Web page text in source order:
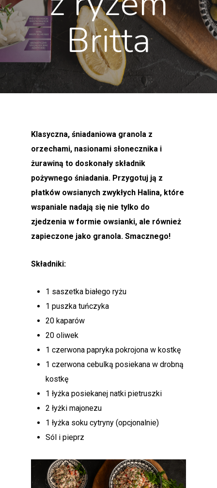
Britta
Klasyczna, śniadaniowa granola z
orzechami, nasionami słonecznika i
żurawiną to doskonały składnik
pożywnego śniadania. Przygotuj ją z
płatków owsianych zwykłych Halina, które
wspaniale nadają się nie tylko do
zjedzenia w formie owsianki, ale również
zapieczone jako granola. Smacznego!
Składniki:
1 saszetka białego ryżu
1 puszka tuńczyka
20 kaparów
20 oliwek
1 czerwona papryka pokrojona w kostkę
1 czerwona cebulką posiekana w drobną
kostkę
1 łyżka posiekanej natki pietruszki
2 łyżki majonezu
1 łyżka soku cytryny (opcjonalnie)
Sól i pieprz